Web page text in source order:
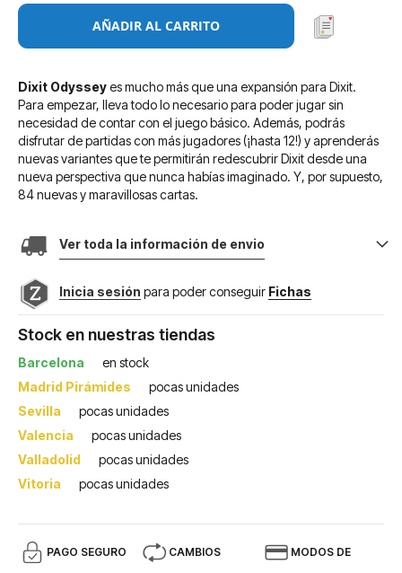
AÑADIR AL CARRITO
Dixit Odysseyes mucho más que una expansión para Dixit.
Para empezar, lleva todo lo necesario para poder jugar sin
necesidad de contar con el juego básico. Además, podrás
disfrutar de partidas con más jugadores (¡hasta 12!) y aprenderás
nuevas variantes que te permitirán redescubrir Dixit desde una
nueva perspectiva que nunca habías imaginado. Y, por supuesto,
84 nuevas y maravillosas cartas.
Ver toda la información de envio
Inicia sesión para poder conseguir Fichas
Stock en nuestras tiendas
Barcelona
en stock
Madrid Pirámides
pocas unidades
Sevilla
pocas unidades
Valencia
pocas unidades
Valladolid
pocas unidades
Vitoria
pocas unidades
PAGO SEGURO CAMBIOS MODOS DE